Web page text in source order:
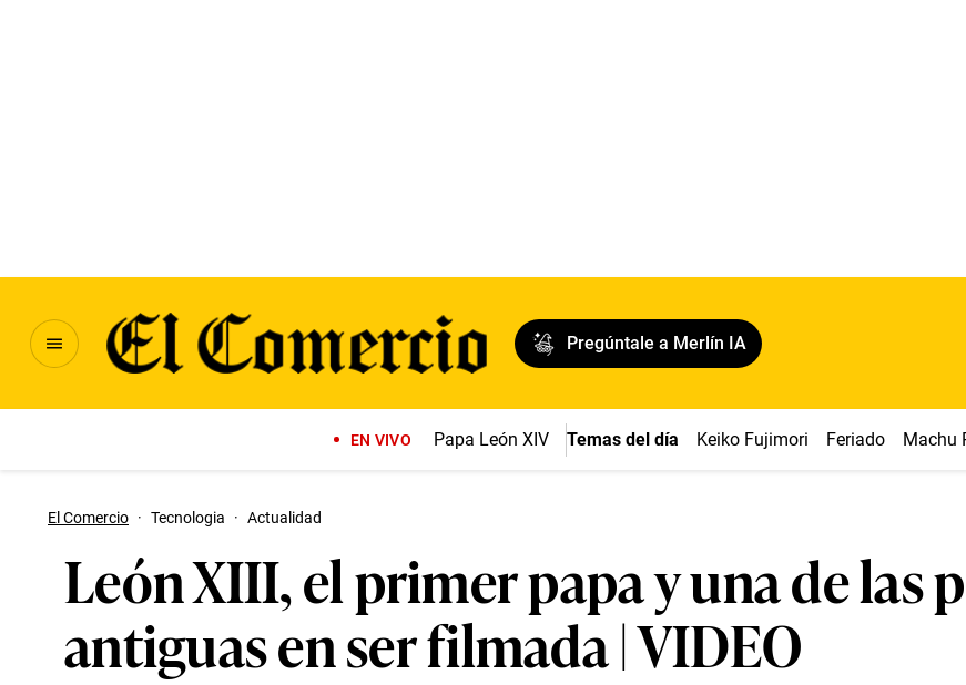
Pregúntale a Merlín IA
EN VIVO Papa León XIV Temas del día Keiko Fujimori Feriado Machu
El Comercio · Tecnologia · Actualidad
León XIII, el primer papa y una de las
antiguas en ser filmada | VIDEO